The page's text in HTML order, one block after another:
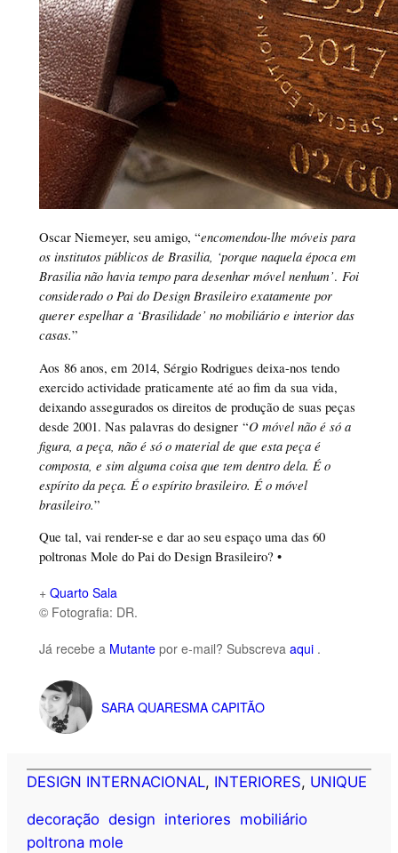
Oscar Niemeyer, seu amigo, “encomendou-lhe móveis para
os institutos públicos de Brasilia, ‘porque naquela época em
Brasilia não havia tempo para desenhar móvel nenhum’. Foi
considerado o Pai do Design Brasileiro exatamente por
querer espelhar a ‘Brasilidade’ no mobiliário e interior das
casas.”
Aos 86 anos, em 2014, Sérgio Rodrigues deixa-nos tendo
exercido actividade praticamente até ao fim da sua vida,
deixando assegurados os direitos de produção de suas peças
desde 2001. Nas palavras do designer “O móvel não é só a
figura, a peça, não é só o material de que esta peça é
composta, e sim alguma coisa que tem dentro dela. É o
espírito da peça. É o espírito brasileiro. É o móvel
brasileiro.”
Que tal, vai render-se e dar ao seu espaço uma das 60
poltronas Mole do Pai do Design Brasileiro? •
+ Quarto Sala
© Fotografia: DR.
Já recebe a Mutantepor e-mail? Subscreva aqui .
SARA QUARESMA CAPITÃO
DESIGN INTERNACIONAL, INTERIORES, UNIQUE
decoração design interiores mobiliário
poltrona mole